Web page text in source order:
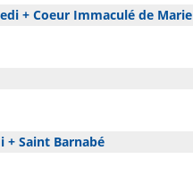
+ Coeur Immaculé de Marie
+ Saint Barnabé